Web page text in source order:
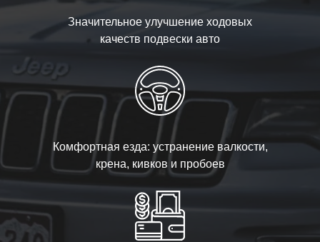
Значительное улучшение ходовых
качеств подвески авто
Комфортная езда: устранение валкости,
крена, кивков и пробоев